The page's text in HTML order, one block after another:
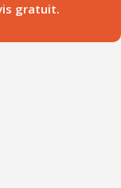
gratuit.